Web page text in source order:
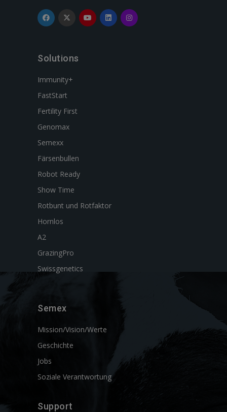
Solutions
Immunity+
FastStart
Fertility First
Genomax
Semexx
Färsenbullen
Robot Ready
Show Time
Rotbunt und Rotfaktor
Hornlos
A2
GrazingPro
Swissgenetics
Semex
Mission/Vision/Werte
Geschichte
Jobs
Soziale Verantwortung
Support